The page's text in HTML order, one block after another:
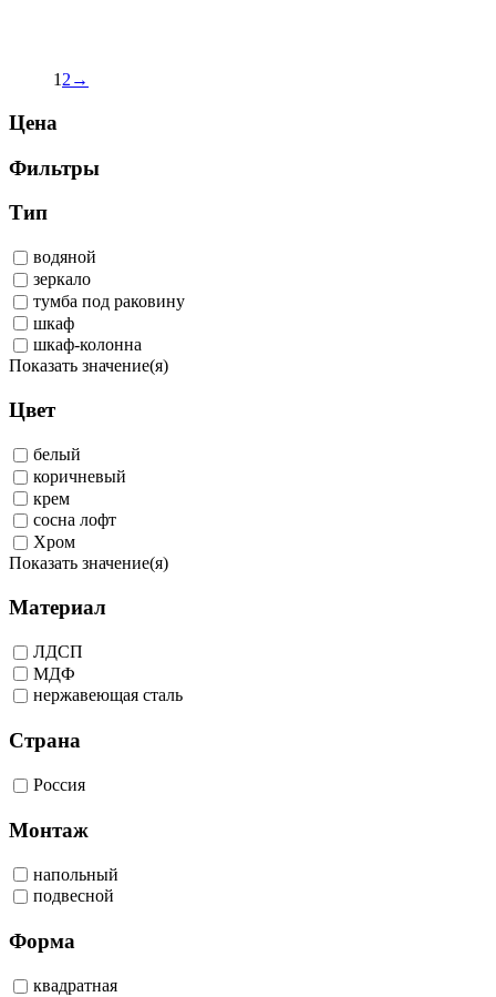
1 2 →
Цена
Фильтры
Тип
водяной
зеркало
тумба под раковину
шкаф
шкаф-колонна
Показать значение(я)
Цвет
белый
коричневый
крем
сосна лофт
Хром
Показать значение(я)
Материал
ЛДСП
МДФ
нержавеющая сталь
Страна
Россия
Монтаж
напольный
подвесной
Форма
квадратная